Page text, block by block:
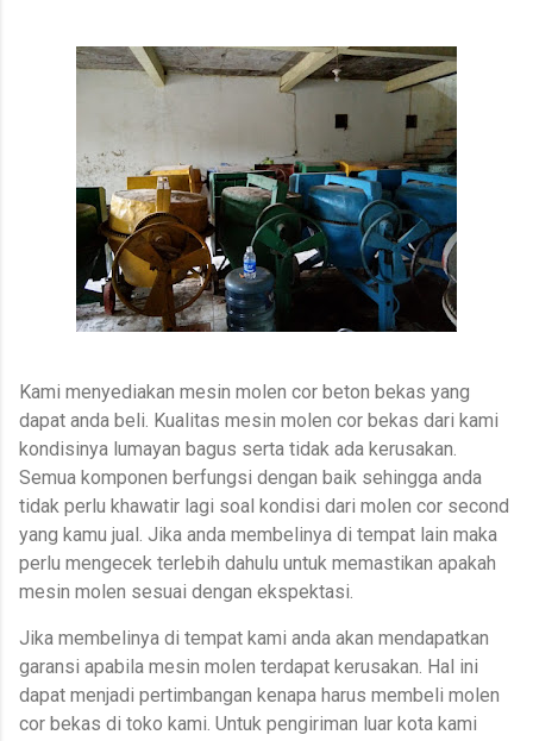
Kami menyediakan mesin molen cor beton bekas yang
dapat anda beli. Kualitas mesin molen cor bekas dari kami
kondisinya lumayan bagus serta tidak ada kerusakan.
Semua komponen berfungsi dengan baik sehingga anda
tidak perlu khawatir lagi soal kondisi dari molen cor second
yang kamu jual. Jika anda membelinya di tempat lain maka
perlu mengecek terlebih dahulu untuk memastikan apakah
mesin molen sesuai dengan ekspektasi.
Jika membelinya di tempat kami anda akan mendapatkan
garansi apabila mesin molen terdapat kerusakan. Hal ini
dapat menjadi pertimbangan kenapa harus membeli molen
cor bekas di toko kami. Untuk pengiriman luar kota kami